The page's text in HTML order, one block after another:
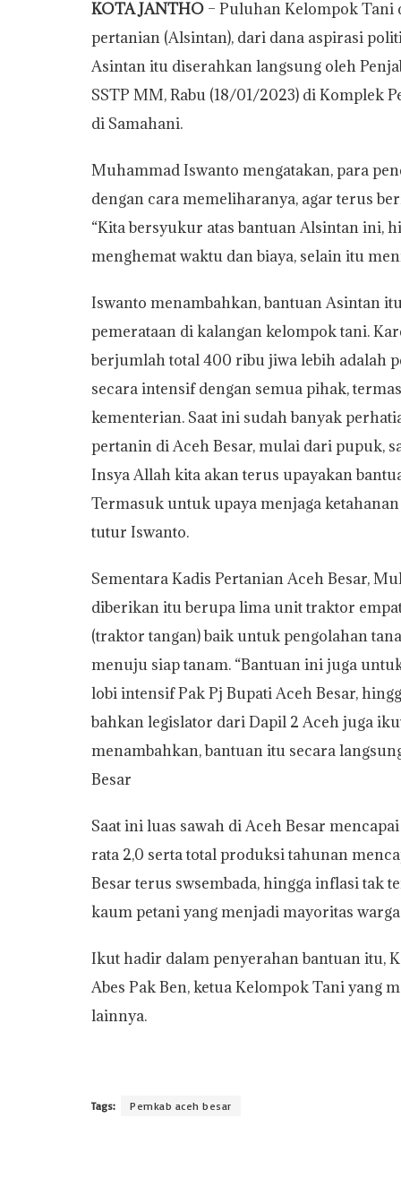
a
t
s
p
c
e
b
o
k
i
t
t
p
y
L
k
a
i
l
i
n
t
a
r
e
KOTA JANTHO – Puluhan Kelompok Tani
pertanian (Alsintan), dari dana aspirasi
Asintan itu diserahkan langsung oleh
SSTP MM, Rabu (18/01/2023) di Komplek
di Samahani.
Muhammad Iswanto mengatakan, para
dengan cara memeliharanya, agar terus
“Kita bersyukur atas bantuan Alsintan ini,
menghemat waktu dan biaya, selain itu
Iswanto menambahkan, bantuan Asintan
pemerataan di kalangan kelompok tani.
berjumlah total 400 ribu jiwa lebih adalah
secara intensif dengan semua pihak,
kementerian. Saat ini sudah banyak
pertanin di Aceh Besar, mulai dari pupuk,
Insya Allah kita akan terus upayakan
Termasuk untuk upaya menjaga
tutur Iswanto.
Sementara Kadis Pertanian Aceh Besar,
diberikan itu berupa lima unit traktor
(traktor tangan) baik untuk pengolahan
menuju siap tanam. “Bantuan ini juga
lobi intensif Pak Pj Bupati Aceh Besar,
bahkan legislator dari Dapil 2 Aceh juga
menambahkan, bantuan itu secara
Besar
Saat ini luas sawah di Aceh Besar
rata 2,0 serta total produksi tahunan
Besar terus swsembada, hingga inflasi tak
kaum petani yang menjadi mayoritas
Ikut hadir dalam penyerahan bantuan itu,
Abes Pak Ben, ketua Kelompok Tani yang
lainnya.
Tags: Pemkab aceh besar